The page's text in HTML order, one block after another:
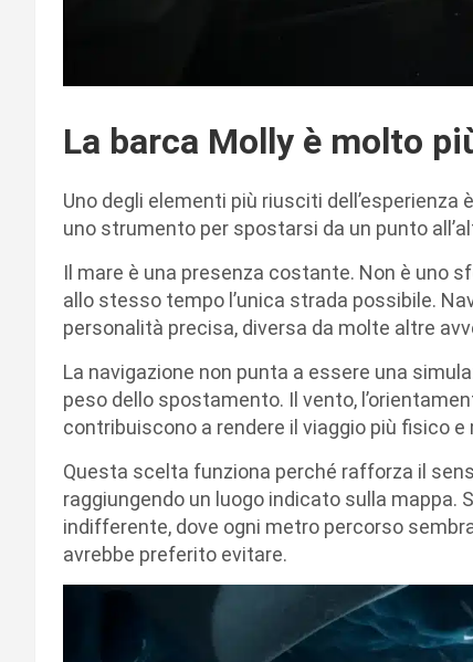
La barca Molly è molto
Uno degli elementi più riusciti dell’esperienza
uno strumento per spostarsi da un punto
Il mare è una presenza costante. Non è uno
allo stesso tempo l’unica strada possibile.
personalità precisa, diversa da molte altre
La navigazione non punta a essere una
peso dello spostamento. Il vento,
contribuiscono a rendere il viaggio più fisico
Questa scelta funziona perché rafforza il
raggiungendo un luogo indicato sulla
indifferente, dove ogni metro percorso
avrebbe preferito evitare.